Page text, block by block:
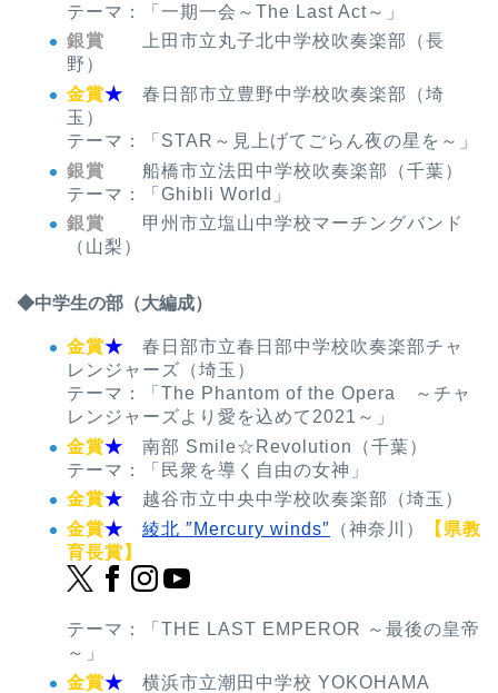
テーマ：「一期一会～The Last Act～」
銀賞 上田市立丸子北中学校吹奏楽部（長
野）
金賞★ 春日部市立豊野中学校吹奏楽部（埼
玉）
テーマ：「STAR～見上げてごらん夜の星を～」
銀賞 船橋市立法田中学校吹奏楽部（千葉）
テーマ：「Ghibli World」
銀賞 甲州市立塩山中学校マーチングバンド
（山梨）
◆中学生の部（大編成）
金賞★ 春日部市立春日部中学校吹奏楽部チャ
レンジャーズ（埼玉）
テーマ：「The Phantom of the Opera ～チャ
レンジャーズより愛を込めて2021～」
金賞★ 南部 Smile☆Revolution（千葉）
テーマ：「民衆を導く自由の女神」
金賞★ 越谷市立中央中学校吹奏楽部（埼玉）
金賞★ 綾北 ″Mercury winds″ （神奈川）
【県教
育長賞】
テーマ：「THE LAST EMPEROR ～最後の皇帝
～」
金賞★ 横浜市立潮田中学校 YOKOHAMA